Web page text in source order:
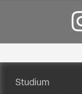
Studium